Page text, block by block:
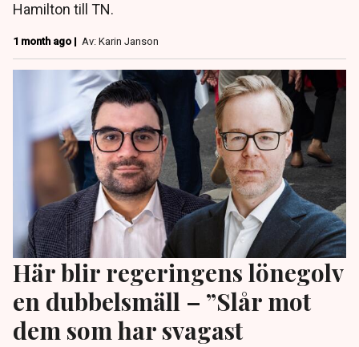
Hamilton till TN.
1 month ago | Av: Karin Janson
Här blir regeringens lönegolv
en dubbelsmäll – ”Slår mot
dem som har svagast